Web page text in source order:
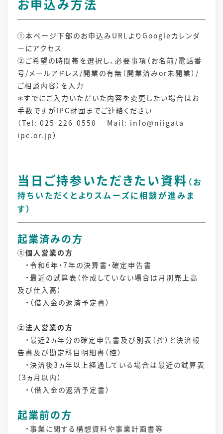
お申込み方法
①本ページ下部のお申込みURLよりGoogleカレンダ
ーにアクセス
②ご希望の時間帯を選択し、必要事項（お名前/電話番
号/メールアドレス/開業の有無（開業済みor未開業）/
ご相談内容）を入力
＊すでにご入力いただいた内容を変更したい場合はお
手数ですがIPC財団までご連絡ください
（Tel: 025-226-0550 Mail: info@niigata-
ipc.or.jp）
当日ご持参いただきたい資料 （お
持ちいただくとよりスムーズに相談が進みま
す）
起業済みの方
①個人営業の方
・令和6年・7年の決算書・確定申告書
・最近の試算表（作成していない場合は月別売上高
及び仕入高）
・（借入金の返済予定書）
②法人営業の方
・最近2ヵ年分の確定申告書及び別表（控）と決済報
告書及び勘定科目明細書（控）
・決済後3ヵ年以上経過している場合は最近の試算表
（3ヵ月以内）
・（借入金の返済予定書）
起業前の方
・事業に関する構想資料や事業計画書等